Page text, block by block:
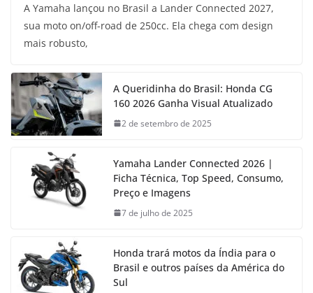
A Yamaha lançou no Brasil a Lander Connected 2027,
sua moto on/off-road de 250cc. Ela chega com design
mais robusto,
A Queridinha do Brasil: Honda CG
160 2026 Ganha Visual Atualizado
2 de setembro de 2025
Yamaha Lander Connected 2026 |
Ficha Técnica, Top Speed, Consumo,
Preço e Imagens
7 de julho de 2025
Honda trará motos da Índia para o
Brasil e outros países da América do
Sul